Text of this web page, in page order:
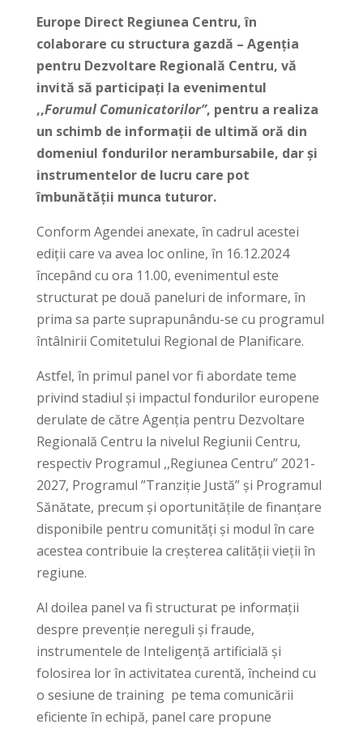
Europe Direct Regiunea Centru, în
colaborare cu structura gazdă – Agenția
pentru Dezvoltare Regională Centru, vă
invită să participați la evenimentul
,,Forumul Comunicatorilor”, pentru a realiza
un schimb de informații de ultimă oră din
domeniul fondurilor nerambursabile, dar și
instrumentelor de lucru care pot
îmbunătății munca tuturor.
Conform Agendei anexate, în cadrul acestei
ediții care va avea loc online, în 16.12.2024
începând cu ora 11.00, evenimentul este
structurat pe două paneluri de informare, în
prima sa parte suprapunându-se cu programul
întâlnirii Comitetului Regional de Planificare.
Astfel, în primul panel vor fi abordate teme
privind stadiul și impactul fondurilor europene
derulate de către Agenția pentru Dezvoltare
Regională Centru la nivelul Regiunii Centru,
respectiv Programul ,,Regiunea Centru” 2021-
2027, Programul ”Tranziție Justă” și Programul
Sănătate, precum și oportunitățile de finanțare
disponibile pentru comunități și modul în care
acestea contribuie la creșterea calității vieții în
regiune.
Al doilea panel va fi structurat pe informații
despre prevenție nereguli și fraude,
instrumentele de Inteligență artificială și
folosirea lor în activitatea curentă, încheind cu
o sesiune de training pe tema comunicării
eficiente în echipă, panel care propune